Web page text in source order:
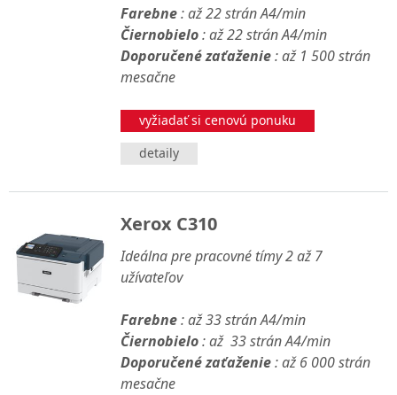
Farebne: až 22 strán A4/min
Čiernobielo: až 22 strán A4/min
Doporučené zaťaženie: až 1 500 strán
mesačne
vyžiadať si cenovú ponuku
detaily
Xerox C310
Ideálna pre pracovné tímy 2 až 7
užívateľov
Farebne: až 33 strán A4/min
Čiernobielo: až 33 strán A4/min
Doporučené zaťaženie: až 6 000 strán
mesačne